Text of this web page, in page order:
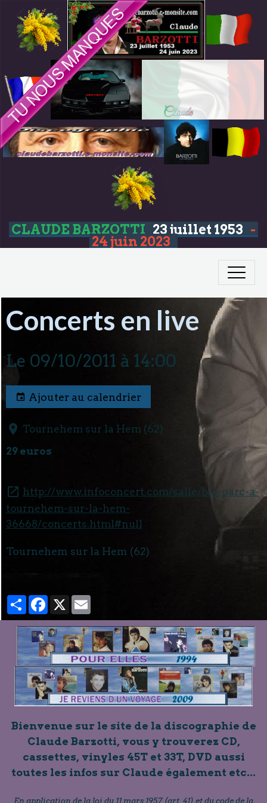
CLAUDE BARZOTTI 23 juillet 1953 -
24 juin 2023
Concerts en live
Le 09/10/2011 à 14:00
Ajouter au calendrier
Tournehem sur la Hem (62)
29 euros
http://www.infoconcert.com/salle/bal-parc-a-
tournehem-sur-la-hem-
36668/concerts.html#null
Tournehem sur la Hem (62)
PartagerFacebook
X
Bienvenue sur le site de la discographie de
Claude Barzotti, vous y trouverez CD,
cassettes, vinyles 45T et 33T, DVD aussi
toutes les infos sur Claude également etc...
En application de la loi du 11 mars 1957 (art. 41) et du code de la